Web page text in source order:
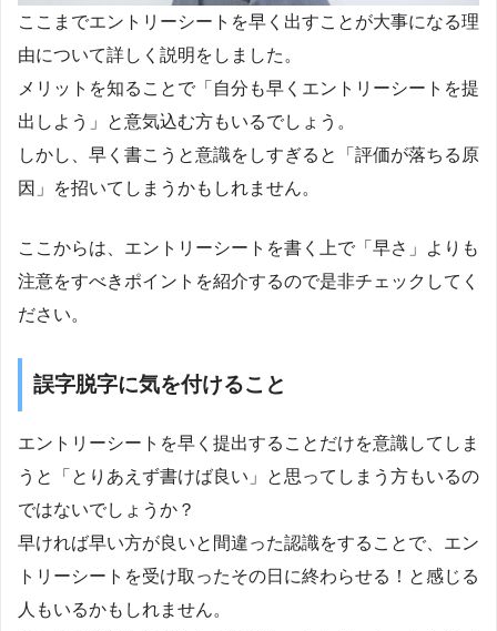
ここまでエントリーシートを早く出すことが大事になる理
由について詳しく説明をしました。
メリットを知ることで「自分も早くエントリーシートを提
出しよう」と意気込む方もいるでしょう。
しかし、早く書こうと意識をしすぎると「評価が落ちる原
因」を招いてしまうかもしれません。
ここからは、エントリーシートを書く上で「早さ」よりも
注意をすべきポイントを紹介するので是非チェックしてく
ださい。
誤字脱字に気を付けること
エントリーシートを早く提出することだけを意識してしま
うと「とりあえず書けば良い」と思ってしまう方もいるの
ではないでしょうか？
早ければ早い方が良いと間違った認識をすることで、エン
トリーシートを受け取ったその日に終わらせる！と感じる
人もいるかもしれません。